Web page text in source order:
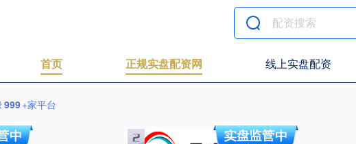
首页 正规实盘配资网 线上实盘配资
999+家平台